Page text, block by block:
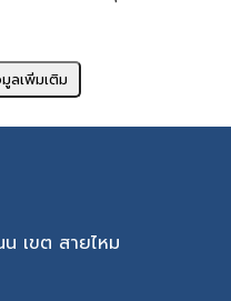
เขต สายไหม